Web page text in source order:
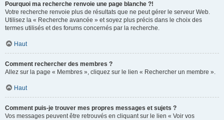
Pourquoi ma recherche renvoie une page blanche ?!
Votre recherche renvoie plus de résultats que ne peut gérer le serveur Web.
Utilisez la « Recherche avancée » et soyez plus précis dans le choix des
termes utilisés et des forums concernés par la recherche.
Haut
Comment rechercher des membres ?
Allez sur la page « Membres », cliquez sur le lien « Rechercher un membre ».
Haut
Comment puis-je trouver mes propres messages et sujets ?
Vos messages peuvent être retrouvés en cliquant sur le lien « Voir vos